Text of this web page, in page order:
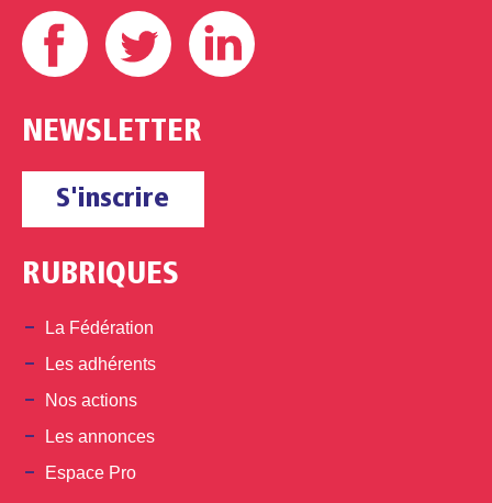
Facebook Twitter
NEWSLETTER
S'inscrire
RUBRIQUES
La Fédération
Les adhérents
Nos actions
Les annonces
Espace Pro